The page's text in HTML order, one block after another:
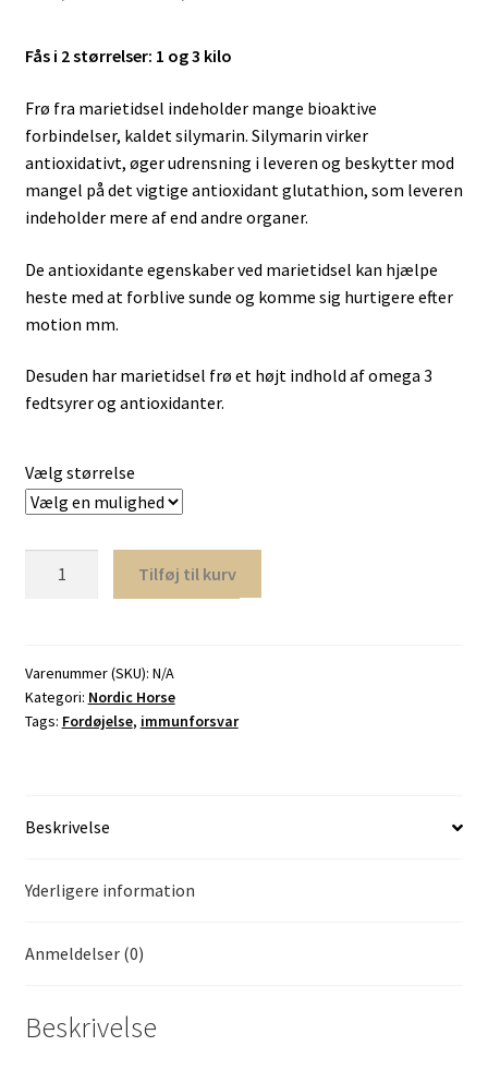
429,00 kr.
Fås i 2 størrelser: 1 og 3 kilo
Frø fra marietidsel indeholder mange bioaktive
forbindelser, kaldet silymarin. Silymarin virker
antioxidativt, øger udrensning i leveren og beskytter mod
mangel på det vigtige antioxidant glutathion, som leveren
indeholder mere af end andre organer.
De antioxidante egenskaber ved marietidsel kan hjælpe
heste med at forblive sunde og komme sig hurtigere efter
motion mm.
Desuden har marietidsel frø et højt indhold af omega 3
fedtsyrer og antioxidanter.
Vælg størrelse
Tilføj til kurv
Varenummer (SKU): N/A
Kategori: Nordic Horse
Tags: Fordøjelse, immunforsvar
Beskrivelse
Yderligere information
Anmeldelser (0)
Beskrivelse